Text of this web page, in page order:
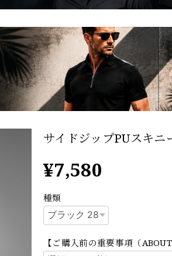
サイドジップPUスキニ
¥7,580
種類
【ご購入前の重要事項（